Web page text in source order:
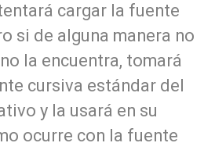
cargar la fuente
si de alguna manera no
la encuentra, tomará
cursiva estándar del
y la usará en su
ocurre con la fuente